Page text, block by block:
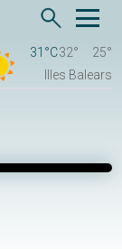
31°C32°
25°
Illes Balears